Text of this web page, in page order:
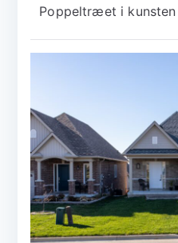
Poppeltræet i